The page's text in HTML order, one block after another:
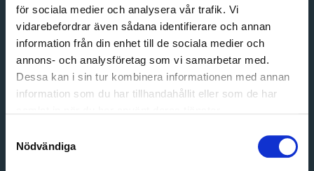
för sociala medier och analysera vår trafik. Vi
vidarebefordrar även sådana identifierare och annan
information från din enhet till de sociala medier och
annons- och analysföretag som vi samarbetar med.
Dessa kan i sin tur kombinera informationen med annan
information som du har tillhandahållit eller som de har
Nödvändiga
Email address